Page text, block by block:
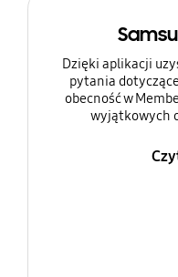
Dzięki aplikacji
pytania
obecność w
wyjątkowych